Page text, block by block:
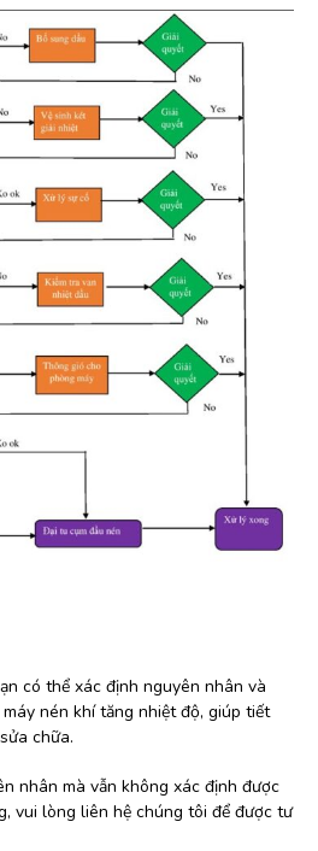
có thể xác định nguyên nhân và
nén khí tăng nhiệt độ, giúp tiết
chữa.
nhân mà vẫn không xác định được
vui lòng liên hệ chúng tôi để được tư